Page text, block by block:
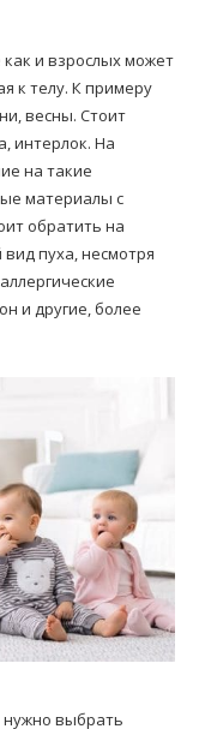
и взрослых может
к телу. К примеру
весны. Стоит
интерлок. На
на такие
материалы с
обратить на
пуха, несмотря
и другие, более
нужно выбрать